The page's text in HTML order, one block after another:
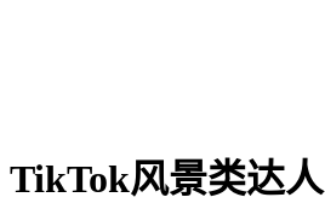
TikTok风景类达人